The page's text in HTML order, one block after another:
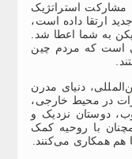
مشارکت استراتژیک
ارتقا داده است،
پکن به شما اعطا شد.
است که مردم چین
دنیای مدرن
در محیط خارجی،
دوستان نزدیک و
با روحیه کمک
هم همکاری می‌کنند.